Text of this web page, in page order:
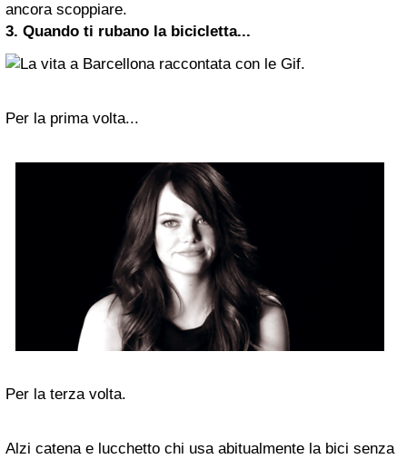
ancora scoppiare.
3. Quando ti rubano la bicicletta...
Per la prima volta...
Per la terza volta.
Alzi catena e lucchetto chi usa abitualmente la bici senza